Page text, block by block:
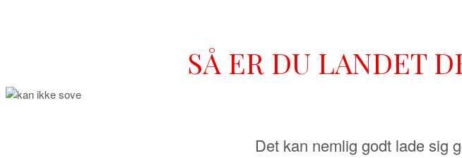
SÅ ER DU LANDET
Det kan nemlig godt lade sig